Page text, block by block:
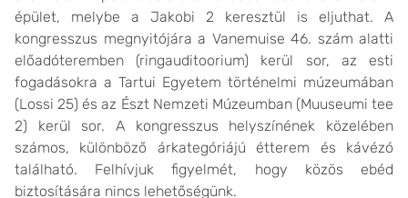
épület, melybe a Jakobi 2 keresztül is eljuthat. A
kongresszus megnyitójára a Vanemuise 46. szám alatti
előadóteremben (ringauditoorium) kerül sor, az esti
fogadásokra a Tartui Egyetem történelmi múzeumában
(Lossi 25) és az Észt Nemzeti Múzeumban (Muuseumi tee
2) kerül sor. A kongresszus helyszínének közelében
számos, különböző árkategóriájú étterem és kávézó
található. Felhívjuk figyelmét, hogy közös ebéd
biztosítására nincs lehetőségünk.